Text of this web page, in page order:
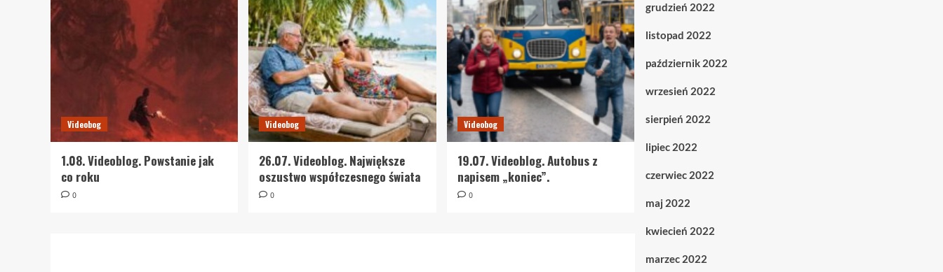
Videobog
1.08. Videoblog. Powstanie jak
co roku
0
Videobog
26.07. Videoblog. Największe
oszustwo współczesnego świata
0
Videobog
19.07. Videoblog. Autobus z
napisem „koniec”.
0
grudzień 2022
listopad 2022
październik 2022
wrzesień 2022
sierpień 2022
lipiec 2022
czerwiec 2022
maj 2022
kwiecień 2022
marzec 2022